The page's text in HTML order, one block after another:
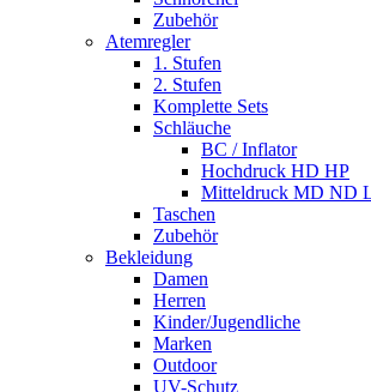
Zubehör
Atemregler
1. Stufen
2. Stufen
Komplette Sets
Schläuche
BC / Inflator
Hochdruck HD HP
Mitteldruck MD ND
Taschen
Zubehör
Bekleidung
Damen
Herren
Kinder/Jugendliche
Marken
Outdoor
UV-Schutz